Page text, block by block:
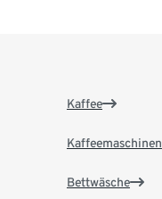
Kaffee
Kaffeemaschinen
Bettwäsche